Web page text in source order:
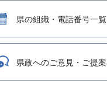
県の組織・電話番号一覧
県政へのご意見・ご提案